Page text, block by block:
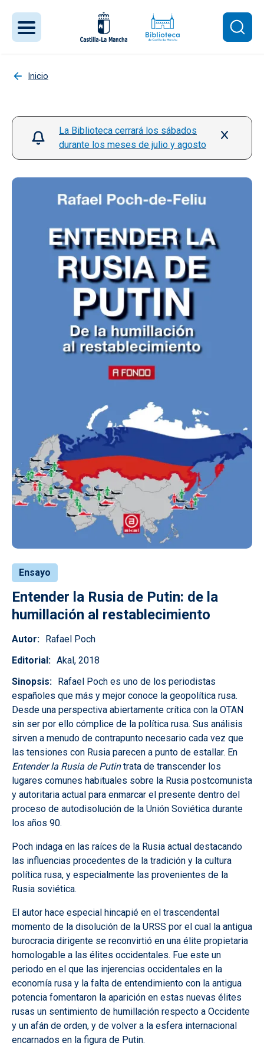
Inicio
La Biblioteca cerrará los sábados
durante los meses de julio y agosto
Ensayo
Entender la Rusia de Putin: de la
humillación al restablecimiento
Autor
Rafael Poch
Editorial
Akal, 2018
Sinopsis
Rafael Poch es uno de los periodistas
españoles que más y mejor conoce la geopolítica rusa.
Desde una perspectiva abiertamente crítica con la OTAN
sin ser por ello cómplice de la política rusa. Sus análisis
sirven a menudo de contrapunto necesario cada vez que
las tensiones con Rusia parecen a punto de estallar. En
Entender la Rusia de Putintrata de transcender los
lugares comunes habituales sobre la Rusia postcomunista
y autoritaria actual para enmarcar el presente dentro del
proceso de autodisolución de la Unión Soviética durante
los años 90.
Poch indaga en las raíces de la Rusia actual destacando
las influencias procedentes de la tradición y la cultura
política rusa, y especialmente las provenientes de la
Rusia soviética.
El autor hace especial hincapié en el trascendental
momento de la disolución de la URSS por el cual la antigua
burocracia dirigente se reconvirtió en una élite propietaria
homologable a las élites occidentales. Fue este un
periodo en el que las injerencias occidentales en la
economía rusa y la falta de entendimiento con la antigua
potencia fomentaron la aparición en estas nuevas élites
rusas un sentimiento de humillación respecto a Occidente
y un afán de orden, y de volver a la esfera internacional
encarnados en la figura de Putin.